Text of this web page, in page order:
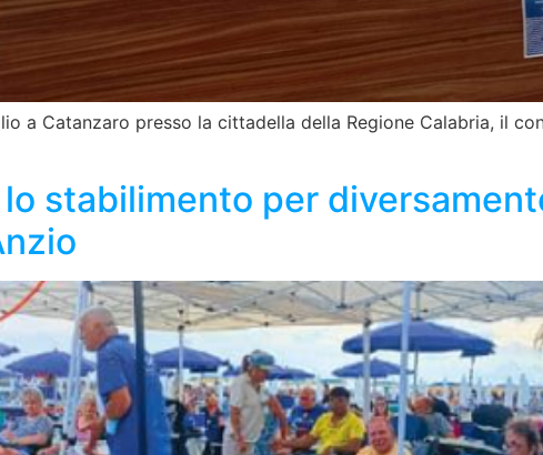
a Catanzaro presso la cittadella della Regione Calabria, il
stabilimento per